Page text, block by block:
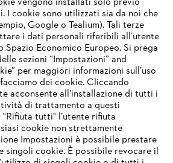
generali Privacy policy
WIRD NICHT
den wir noch nicht unterstützen. Für
unserer Seite empfehlen wir Ihnen, zu
I cookie sono utilizzati sia da noi che
Google o Tealium). Tali terze
i dati personali riferibili all’utente
Spazio Economico Europeo. Si prega
sezioni “Impostazioni” and
per maggiori informazioni sull’uso
dei cookie. Cliccando
acconsente all’installazione di tutti i
di trattamento a questi
tutti" l’utente rifiuta
cookie non strettamente
Impostazioni è possibile prestare
singoli cookie. È possibile revocare il